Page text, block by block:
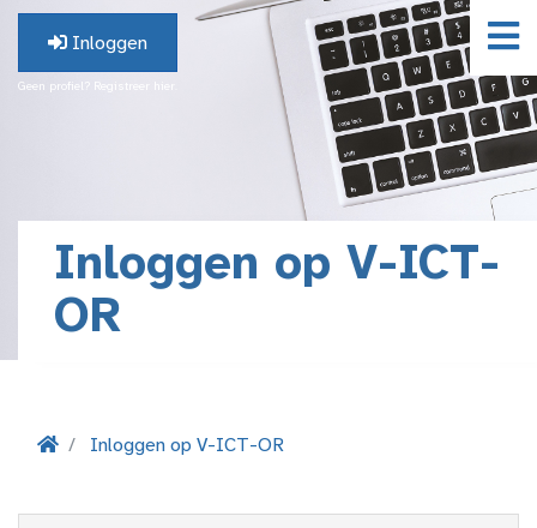
Inloggen
Geen profiel? Registreer hier.
Inloggen op V-ICT-
OR
Inloggen op V-ICT-OR